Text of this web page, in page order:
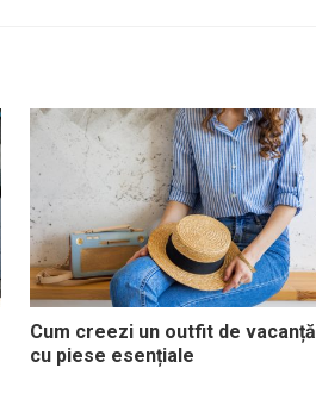
Cum creezi un outfit de vacanță
cu piese esențiale